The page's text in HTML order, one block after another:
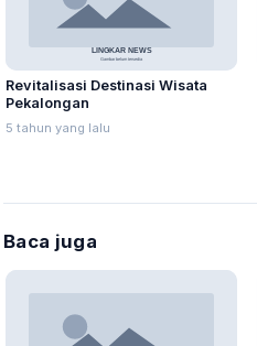
Revitalisasi Destinasi Wisata
Pekalongan
5 tahun yang lalu
Baca juga